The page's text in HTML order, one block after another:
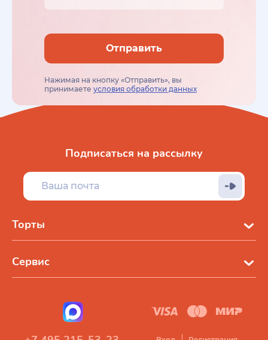
Отправить
Нажимая на кнопку «Отправить», вы
принимаете условия обработки данных
Торты
Сервис
Подписаться на рассылку